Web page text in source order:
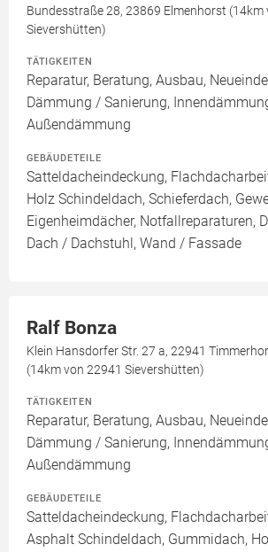
Bundesstraße 28, 23869 Elmenhorst (14km
Sievershütten)
TÄTIGKEITEN
Reparatur, Beratung, Ausbau,
Dämmung / Sanierung,
Außendämmung
GEBÄUDETEILE
Satteldacheindeckung,
Holz Schindeldach, Schieferdach,
Eigenheimdächer, Notfallreparaturen,
Dach / Dachstuhl, Wand / Fassade
Ralf Bonza
Klein Hansdorfer Str. 27 a, 22941
(14km von 22941 Sievershütten)
TÄTIGKEITEN
Reparatur, Beratung, Ausbau,
Dämmung / Sanierung,
Außendämmung
GEBÄUDETEILE
Satteldacheindeckung,
Asphalt Schindeldach, Gummidach,